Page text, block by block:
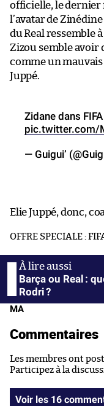
officielle, le dernier
l’avatar de
du Real ressemble
Zizou semble avoir
comme un mauvais
Juppé.
Zidane dans
pic.twitter.com/
— Guigui’
Elie Juppé, donc,
OFFRE SPECIALE :
Barça ou Real :
Rodri ?
MA
Commentaires
Les membres ont
Participez à la
Voir les 16